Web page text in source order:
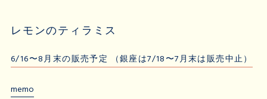
レモンのティラミス
6/16〜8月末の販売予定 （銀座は7/18〜7月末は販売中止）
memo